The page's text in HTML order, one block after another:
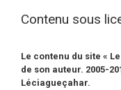
Contenu sous
Le contenu du site «
de son auteur. 2005-
Léciagueçahar.